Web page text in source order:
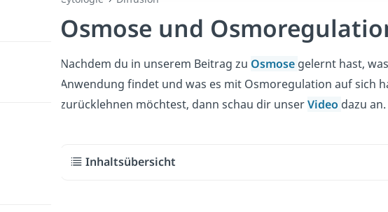
Osmose und
Nachdem du in unserem Beitrag zu Osmose gelernt hast,
Anwendung findet und was es mit Osmoregulation auf sich
zurücklehnen möchtest, dann schau dir unserVideo dazu an.
Inhaltsübersicht